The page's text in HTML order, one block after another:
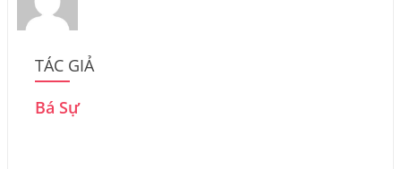
TÁC GIẢ
Bá Sự